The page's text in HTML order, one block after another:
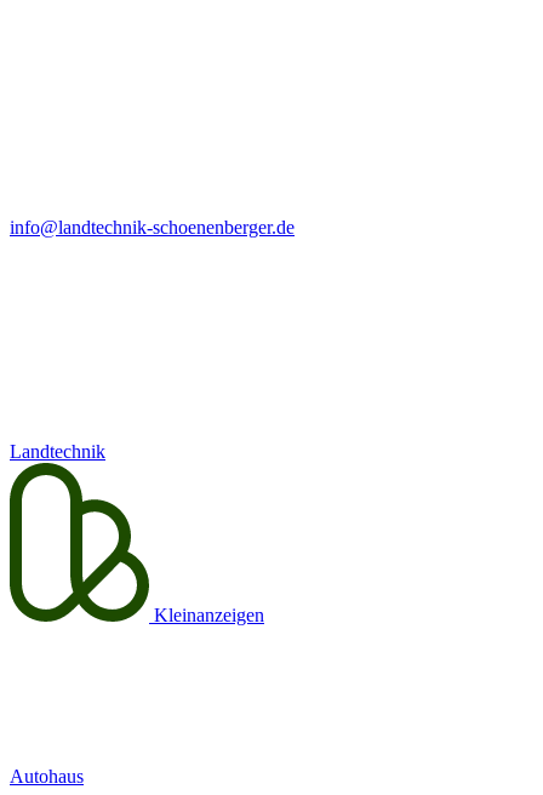
info@landtechnik-schoenenberger.de
Landtechnik
Kleinanzeigen
Autohaus